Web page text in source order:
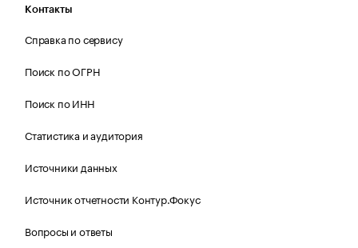
Контакты
Справка по сервису
Поиск по ОГРН
Поиск по ИНН
Статистика и аудитория
Источники данных
Источник отчетности Контур.Фокус
Вопросы и ответы